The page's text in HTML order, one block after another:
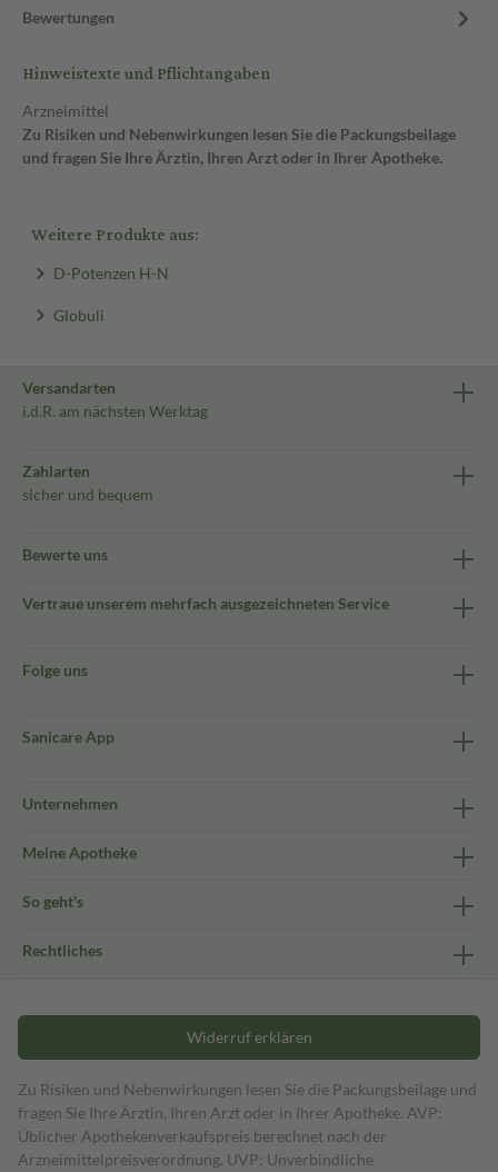
Bewertungen
Hinweistexte und Pflichtangaben
Arzneimittel
Zu Risiken und Nebenwirkungen lesen Sie die Packungsbeilage
und fragen Sie Ihre Ärztin, Ihren Arzt oder in Ihrer Apotheke.
Weitere Produkte aus:
D-Potenzen H-N
Globuli
Versandarten
i.d.R. am nächsten Werktag
Zahlarten
sicher und bequem
Bewerte uns
Vertraue unserem mehrfach ausgezeichneten Service
Folge uns
Sanicare App
Unternehmen
Meine Apotheke
So geht's
Rechtliches
Widerruf erklären
Zu Risiken und Nebenwirkungen lesen Sie die Packungsbeilage und
fragen Sie Ihre Ärztin, Ihren Arzt oder in Ihrer Apotheke. AVP:
Üblicher Apothekenverkaufspreis berechnet nach der
Arzneimittelpreisverordnung. UVP: Unverbindliche